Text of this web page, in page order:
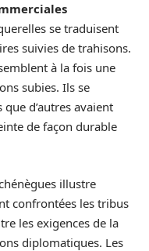
se traduisent
suivies de trahisons.
à la fois une
subies. Ils se
d’autres avaient
de façon durable
illustre
confrontées les tribus
les exigences de la
diplomatiques. Les